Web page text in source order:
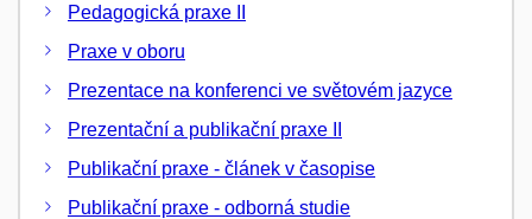
Pedagogická praxe II
Praxe v oboru
Prezentace na konferenci ve světovém jazyce
Prezentační a publikační praxe II
Publikační praxe - článek v časopise
Publikační praxe - odborná studie